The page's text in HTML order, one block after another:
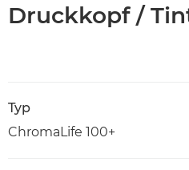
Druckkopf /
Typ
ChromaLife 100+